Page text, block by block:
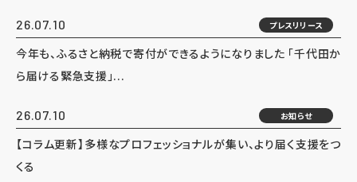
26.07.10 プレスリリース
今年も、ふるさと納税で寄付ができるようになりました 「千代田か
ら届ける緊急支援」...
26.07.10 お知らせ
【コラム更新】多様なプロフェッショナルが集い、より届く支援をつ
くる